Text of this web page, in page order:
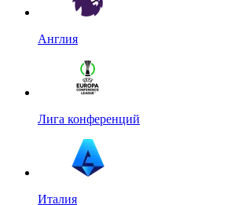
Англия
Лига конференций
Италия